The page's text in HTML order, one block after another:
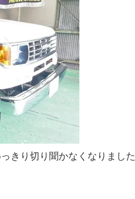
きり切り聞かなくなりました